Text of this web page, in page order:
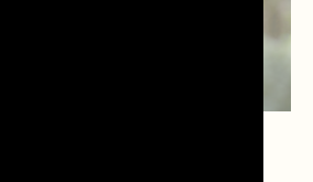
DI LETTURA